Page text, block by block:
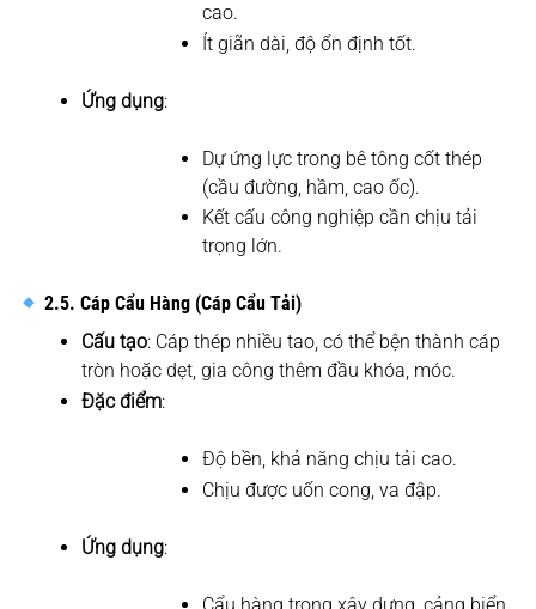
cao.
Ít giãn dài, độ ổn định tốt.
Ứng dụng:
Dự ứng lực trong bê tông cốt thép
(cầu đường, hầm, cao ốc).
Kết cấu công nghiệp cần chịu tải
trọng lớn.
2.5. Cáp Cẩu Hàng (Cáp Cẩu Tải)
Cấu tạo: Cáp thép nhiều tao, có thể bện thành cáp
tròn hoặc dẹt, gia công thêm đầu khóa, móc.
Đặc điểm:
Độ bền, khả năng chịu tải cao.
Chịu được uốn cong, va đập.
Ứng dụng:
Cẩu hàng trong xây dựng, cảng biển.